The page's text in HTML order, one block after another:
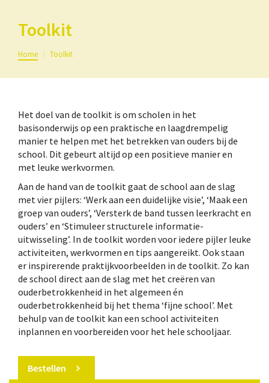
Toolkit
Je bent hier:
Home Toolkit
Het doel van de toolkit is om scholen in het
basisonderwijs op een praktische en laagdrempelig
manier te helpen met het betrekken van ouders bij de
school. Dit gebeurt altijd op een positieve manier en
met leuke werkvormen.
Aan de hand van de toolkit gaat de school aan de slag
met vier pijlers: ‘Werk aan een duidelijke visie’, ‘Maak een
groep van ouders’, ‘Versterk de band tussen leerkracht en
ouders’ en ‘Stimuleer structurele informatie-
uitwisseling’. In de toolkit worden voor iedere pijler leuke
activiteiten, werkvormen en tips aangereikt. Ook staan
er inspirerende praktijkvoorbeelden in de toolkit. Zo kan
de school direct aan de slag met het creëren van
ouderbetrokkenheid in het algemeen én
ouderbetrokkenheid bij het thema ‘fijne school’. Met
behulp van de toolkit kan een school activiteiten
inplannen en voorbereiden voor het hele schooljaar.
Bestellen